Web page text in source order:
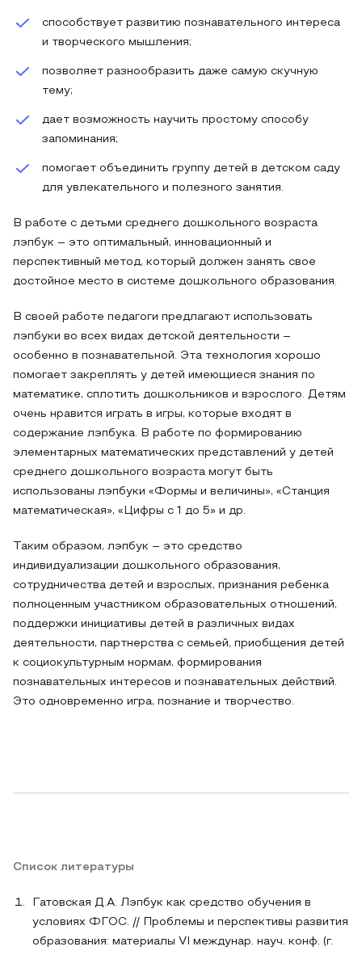
способствует развитию познавательного интереса
и творческого мышления;
позволяет разнообразить даже самую скучную
тему;
дает возможность научить простому способу
запоминания;
помогает объединить группу детей в детском саду
для увлекательного и полезного занятия.
В работе с детьми среднего дошкольного возраста
лэпбук – это оптимальный, инновационный и
перспективный метод, который должен занять свое
достойное место в системе дошкольного образования.
В своей работе педагоги предлагают использовать
лэпбуки во всех видах детской деятельности –
особенно в познавательной. Эта технология хорошо
помогает закреплять у детей имеющиеся знания по
математике, сплотить дошкольников и взрослого. Детям
очень нравится играть в игры, которые входят в
содержание лэпбука. В работе по формированию
элементарных математических представлений у детей
среднего дошкольного возраста могут быть
использованы лэпбуки «Формы и величины», «Станция
математическая», «Цифры с 1 до 5» и др.
Таким образом, лэпбук – это средство
индивидуализации дошкольного образования,
сотрудничества детей и взрослых, признания ребенка
полноценным участником образовательных отношений,
поддержки инициативы детей в различных видах
деятельности, партнерства с семьей, приобщения детей
к социокультурным нормам, формирования
познавательных интересов и познавательных действий.
Это одновременно игра, познание и творчество.
Список литературы
Гатовская Д.А. Лэпбук как средство обучения в
условиях ФГОС. // Проблемы и перспективы развития
образования: материалы VI междунар. науч. конф. (г.